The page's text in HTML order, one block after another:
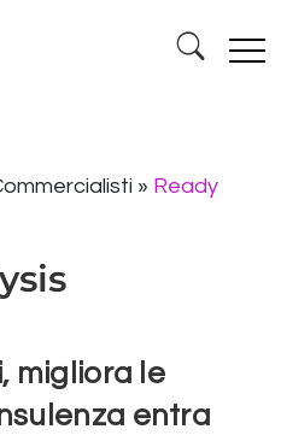
» Ready
migliora le
entra